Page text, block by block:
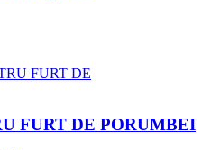
FURT DE PORUMBEI